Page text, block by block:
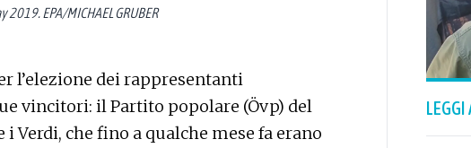
EPA/MICHAEL GRUBER
l’elezione dei rappresentanti
vincitori: il Partito popolare (Övp) del
i Verdi, che fino a qualche mese fa erano
LEGGI